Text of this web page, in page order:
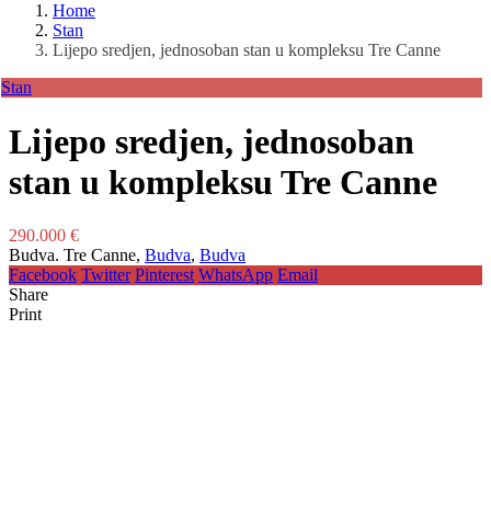
Home
Stan
Lijepo sredjen, jednosoban stan u kompleksu Tre Canne
Stan
Lijepo sredjen, jednosoban
stan u kompleksu Tre Canne
290.000 €
Budva. Tre Canne, Budva, Budva
Facebook Twitter Pinterest WhatsApp Email
Share
Print